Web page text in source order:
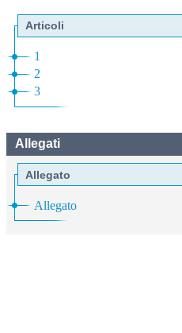
Articoli
1
2
3
Allegati
Allegato
Allegato